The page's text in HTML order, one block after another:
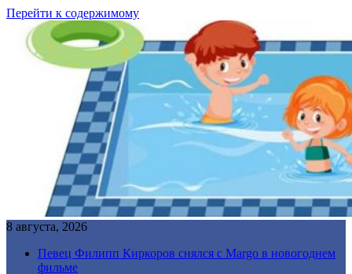
Перейти к содержимому
8 августа, 2026
Певец Филипп Киркоров снялся с Margo в новогоднем
фильме